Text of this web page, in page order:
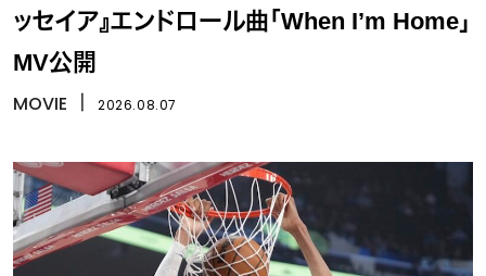
ッセイア』エンドロール曲「When I’m Home」
MV公開
MOVIE 2026.08.07